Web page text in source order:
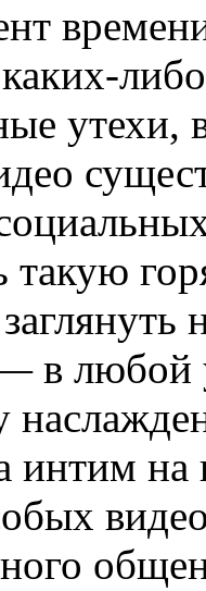
утехи,
такую
в любой
интим